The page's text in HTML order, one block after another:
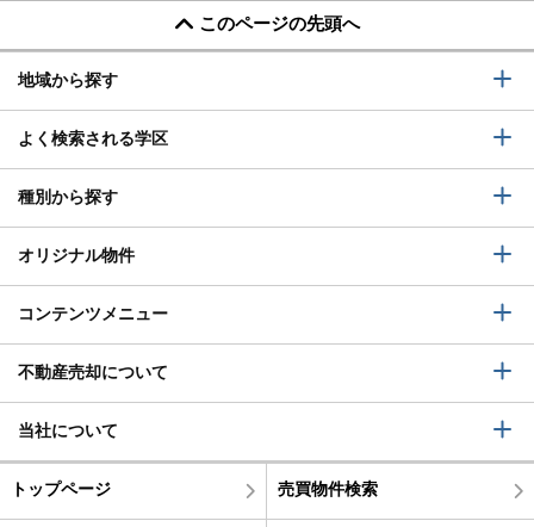
このページの先頭へ
地域から探す
よく検索される学区
種別から探す
オリジナル物件
コンテンツメニュー
不動産売却について
当社について
トップページ 売買物件検索